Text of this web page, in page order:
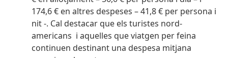
174,6 € en altres despeses – 41,8 € per persona i
nit -. Cal destacar que els turistes nord-
americans i aquelles que viatgen per feina
continuen destinant una despesa mitjana